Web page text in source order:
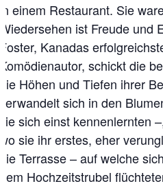
in einem Restaurant. Sie
Wiedersehen ist Freude und
Foster, Kanadas
Komödienautor, schickt die
die Höhen und Tiefen ihrer
verwandelt sich in den
sie sich einst kennenlernten
wo sie ihr erstes, eher
die Terrasse – auf welche
dem Hochzeitstrubel